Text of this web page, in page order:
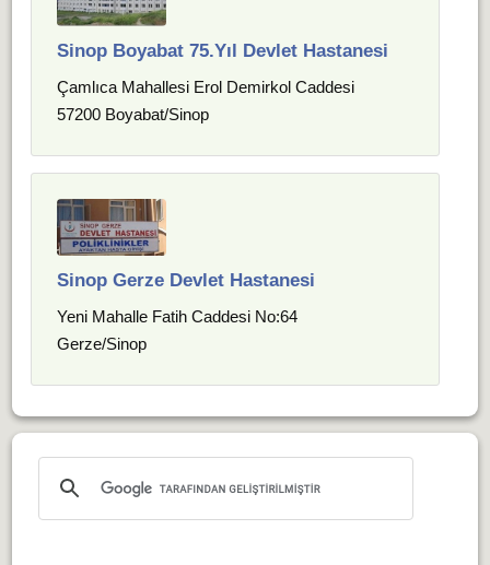
Sinop Boyabat 75.Yıl Devlet Hastanesi
Çamlıca Mahallesi Erol Demirkol Caddesi
57200 Boyabat/Sinop
Sinop Gerze Devlet Hastanesi
Yeni Mahalle Fatih Caddesi No:64
Gerze/Sinop